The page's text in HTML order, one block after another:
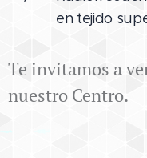
en tejido
Te invitamos a
nuestro Centro.